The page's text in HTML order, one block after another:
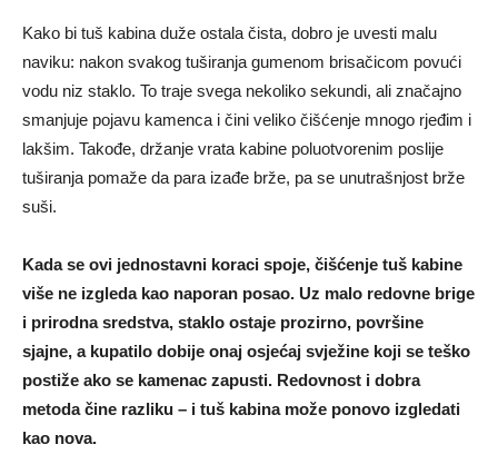
Kako bi tuš kabina duže ostala čista, dobro je uvesti malu
naviku: nakon svakog tuširanja gumenom brisačicom povući
vodu niz staklo. To traje svega nekoliko sekundi, ali značajno
smanjuje pojavu kamenca i čini veliko čišćenje mnogo rjeđim i
lakšim. Takođe, držanje vrata kabine poluotvorenim poslije
tuširanja pomaže da para izađe brže, pa se unutrašnjost brže
suši.
Kada se ovi jednostavni koraci spoje, čišćenje tuš kabine
više ne izgleda kao naporan posao. Uz malo redovne brige
i prirodna sredstva, staklo ostaje prozirno, površine
sjajne, a kupatilo dobije onaj osjećaj svježine koji se teško
postiže ako se kamenac zapusti. Redovnost i dobra
metoda čine razliku – i tuš kabina može ponovo izgledati
kao nova.